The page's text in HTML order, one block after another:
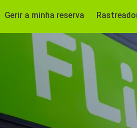
Gerir a minha reserva